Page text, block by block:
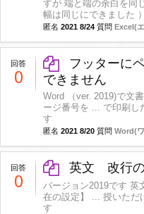
すが 端と端の余白を同
幅は同じにできました ）
匿名 2021 8/24 質問 Excel(
回答
0
フッターに
できません
Word （ver. 2019)で文
ージ番号を ... で印刷し
す
匿名 2021 8/20 質問 Word(
回答
0
英文 改行の
バージョン2019です 英
在の設定】 ... 授いただ
す